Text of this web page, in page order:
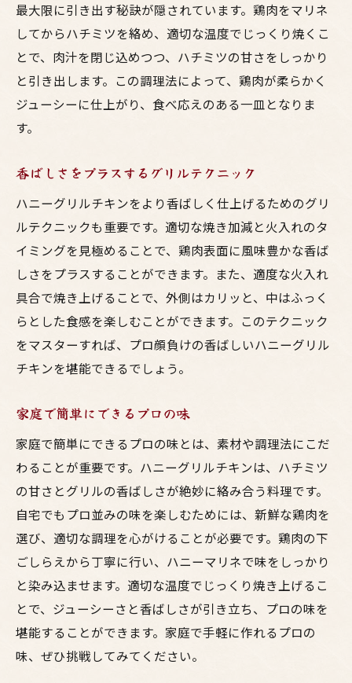
特別な日のメインディッシュに最適
食卓を豊かにする一品
家族全員が満足するボリューム
ハチミツの甘さが生む絶妙な味わい
鶏肉とハチミツの相性の良さ
健康に良いハチミツの効能
鶏肉をジューシーに保つ秘訣
ハチミツを使った他の鳥料理アレンジ
ハニーグリルチキンの人気の理由
味の秘密を探る
家庭で再現するためのポイント
特別な調味料の使い方
プロのシェフも認める味
試してほしい絶品レシピ
香ばしさと甘さが絶妙！鶏のハニーグリルの作
り方
基本のハニーグリルチキンレシピ
甘さをコントロールするコツ
最大限に引き出す秘訣が隠されています。鶏肉をマリネ
してからハチミツを絡め、適切な温度でじっくり焼くこ
とで、肉汁を閉じ込めつつ、ハチミツの甘さをしっかり
と引き出します。この調理法によって、鶏肉が柔らかく
ジューシーに仕上がり、食べ応えのある一皿となりま
す。
香ばしさをプラスするグリルテクニック
ハニーグリルチキンをより香ばしく仕上げるためのグリ
ルテクニックも重要です。適切な焼き加減と火入れのタ
イミングを見極めることで、鶏肉表面に風味豊かな香ば
しさをプラスすることができます。また、適度な火入れ
具合で焼き上げることで、外側はカリッと、中はふっく
らとした食感を楽しむことができます。このテクニック
をマスターすれば、プロ顔負けの香ばしいハニーグリル
チキンを堪能できるでしょう。
家庭で簡単にできるプロの味
家庭で簡単にできるプロの味とは、素材や調理法にこだ
わることが重要です。ハニーグリルチキンは、ハチミツ
の甘さとグリルの香ばしさが絶妙に絡み合う料理です。
自宅でもプロ並みの味を楽しむためには、新鮮な鶏肉を
選び、適切な調理を心がけることが必要です。鶏肉の下
ごしらえから丁寧に行い、ハニーマリネで味をしっかり
と染み込ませます。適切な温度でじっくり焼き上げるこ
とで、ジューシーさと香ばしさが引き立ち、プロの味を
堪能することができます。家庭で手軽に作れるプロの
味、ぜひ挑戦してみてください。